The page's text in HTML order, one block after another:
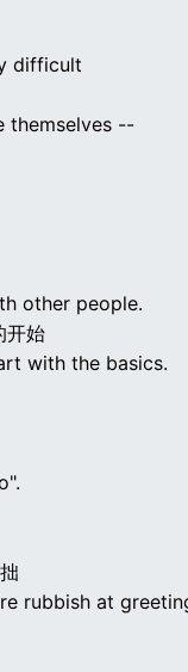
difficult
themselves --
other people.
开始
with the basics.
rubbish at